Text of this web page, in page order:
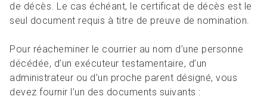
de décès. Le cas échéant, le certificat de décès est le
seul document requis à titre de preuve de nomination.
Pour réacheminer le courrier au nom d’une personne
décédée, d’un exécuteur testamentaire, d’un
administrateur ou d’un proche parent désigné, vous
devez fournir l’un des documents suivants :